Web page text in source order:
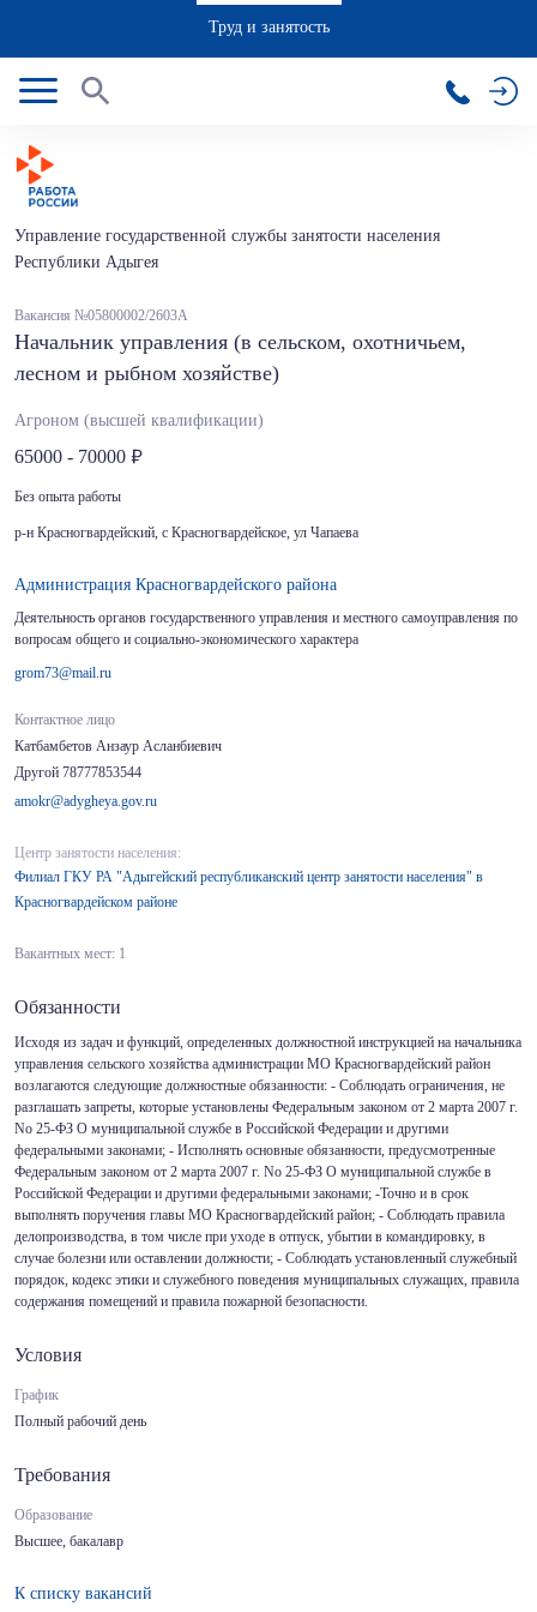
Труд и занятость
Управление государственной службы занятости населения
Республики Адыгея
Вакансия №05800002/2603А
Начальник управления (в сельском, охотничьем,
лесном и рыбном хозяйстве)
Агроном (высшей квалификации)
65000 - 70000
Без опыта работы
р-н Красногвардейский, с Красногвардейское, ул Чапаева
Администрация Красногвардейского района
Деятельность органов государственного управления и местного самоуправления по
вопросам общего и социально-экономического характера
grom73@mail.ru
Контактное лицо
Катбамбетов Анзаур Асланбиевич
Другой 78777853544
amokr@adygheya.gov.ru
Центр занятости населения:
Филиал ГКУ РА "Адыгейский республиканский центр занятости населения" в
Красногвардейском районе
Вакантных мест: 1
Обязанности
Исходя из задач и функций, определенных должностной инструкцией на начальника
управления сельского хозяйства администрации МО Красногвардейский район
возлагаются следующие должностные обязанности: - Соблюдать ограничения, не
разглашать запреты, которые установлены Федеральным законом от 2 марта 2007 г.
No 25-ФЗ О муниципальной службе в Российской Федерации и другими
федеральными законами; - Исполнять основные обязанности, предусмотренные
Федеральным законом от 2 марта 2007 г. No 25-ФЗ О муниципальной службе в
Российской Федерации и другими федеральными законами; -Точно и в срок
выполнять поручения главы МО Красногвардейский район; - Соблюдать правила
делопроизводства, в том числе при уходе в отпуск, убытии в командировку, в
случае болезни или оставлении должности; - Соблюдать установленный служебный
порядок, кодекс этики и служебного поведения муниципальных служащих, правила
содержания помещений и правила пожарной безопасности.
Условия
График
Полный рабочий день
Требования
Образование
Высшее, бакалавр
К списку вакансий